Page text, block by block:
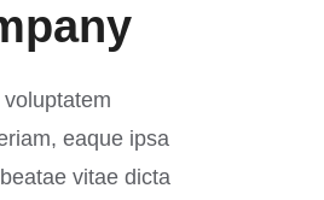
eaque ipsa
vitae dicta